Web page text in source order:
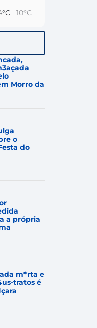
10°C
9°C
Morro da
o
do
a própria
m*rta e
tratos é